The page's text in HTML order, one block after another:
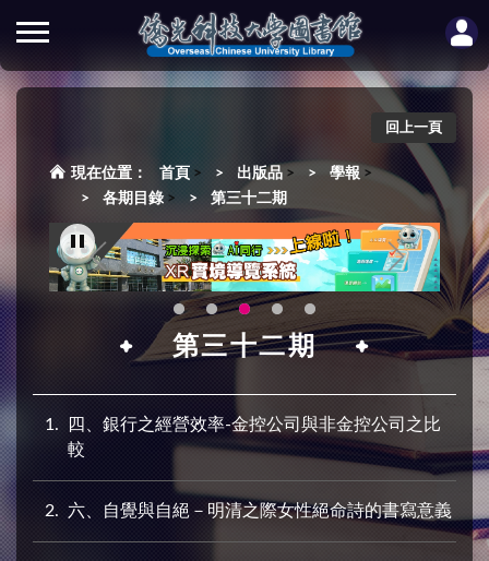
回上一頁
首頁 > 出版品 > 學報 >
各期目錄 > 第三十二期
第三十二期
1
四、銀行之經營效率-金控公司與非金控公司之比
較
2 六、自覺與自絕－明清之際女性絕命詩的書寫意義